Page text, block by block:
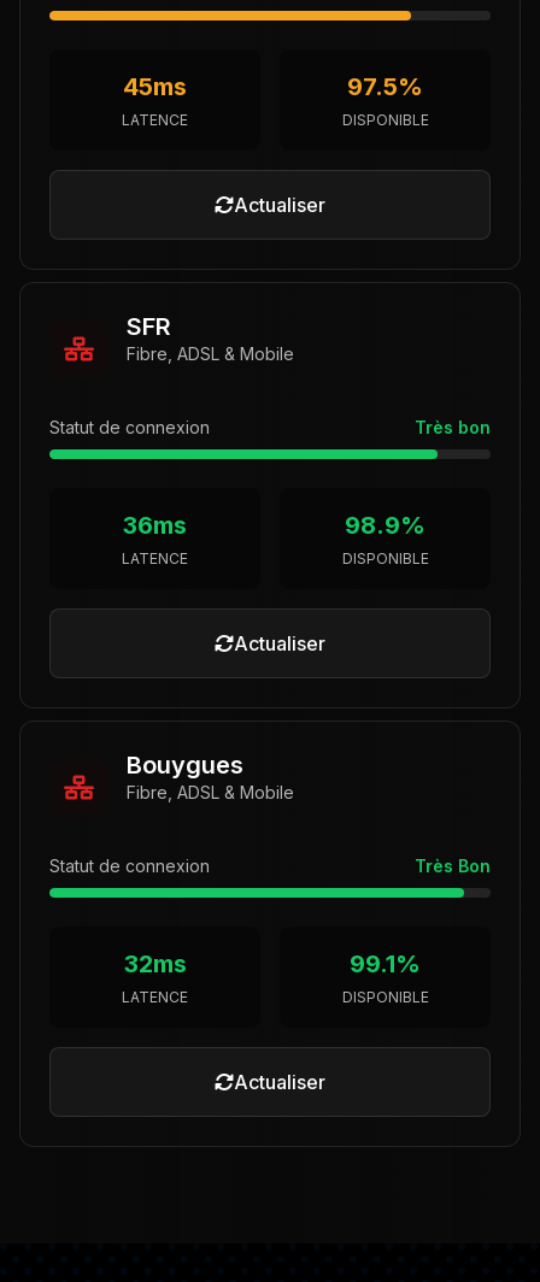
45ms
LATENCE
97.5%
DISPONIBLE
Actualiser
SFR
Fibre, ADSL & Mobile
Statut de connexion Très bon
36ms
LATENCE
98.9%
DISPONIBLE
Actualiser
Bouygues
Fibre, ADSL & Mobile
Statut de connexion Très Bon
32ms
LATENCE
99.1%
DISPONIBLE
Actualiser